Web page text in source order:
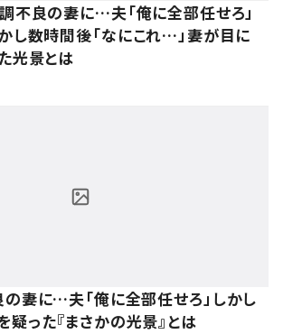
不良の妻に…夫「俺に全部任せろ」
し数時間後「なにこれ…」妻が目に
光景とは
の妻に…夫「俺に全部任せろ」しかし
疑った『まさかの光景』とは